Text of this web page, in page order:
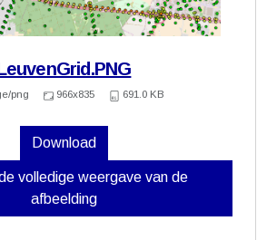
png 966x835 691.0 KB
Download
volledige weergave van de
afbeelding